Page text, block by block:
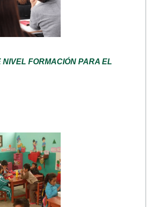
NIVEL FORMACIÓN PARA EL